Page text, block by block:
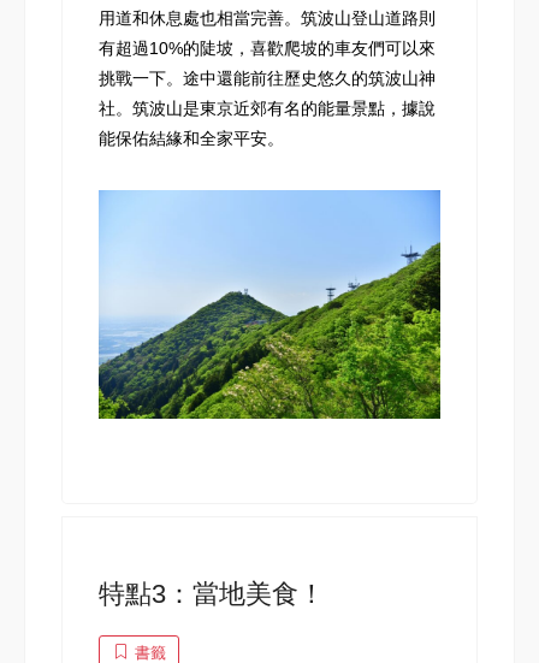
用道和休息處也相當完善。筑波山登山道路則
有超過10%的陡坡，喜歡爬坡的車友們可以來
挑戰一下。途中還能前往歷史悠久的筑波山神
社。筑波山是東京近郊有名的能量景點，據說
能保佑結緣和全家平安。
特點3：當地美食！
書籤